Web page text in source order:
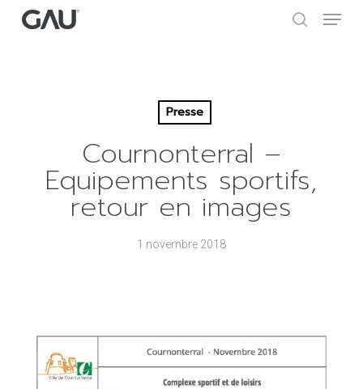
Menu
Presse
Cournonterral –
Equipements sportifs,
retour en images
1 novembre 2018